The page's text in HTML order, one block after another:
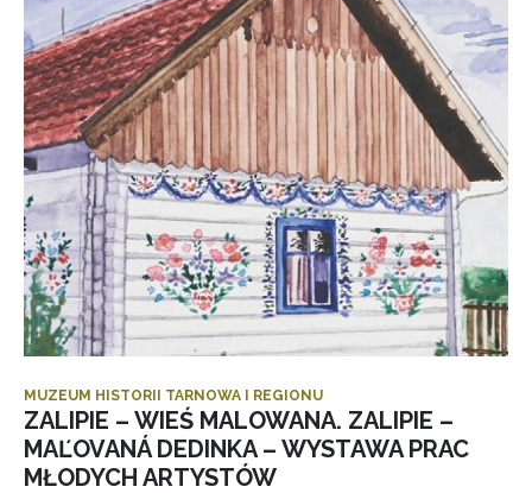
MUZEUM HISTORII TARNOWA I REGIONU
ZALIPIE – WIEŚ MALOWANA. ZALIPIE –
MAĽOVANÁ DEDINKA – WYSTAWA PRAC
MŁODYCH ARTYSTÓW